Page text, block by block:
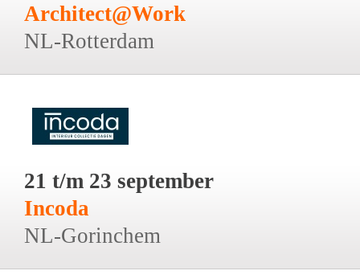
Architect@Work
NL-Rotterdam
21 t/m 23 september
Incoda
NL-Gorinchem